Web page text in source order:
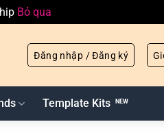
Bỏ qua
Đăng nhập / Đăng ký
Template Kits